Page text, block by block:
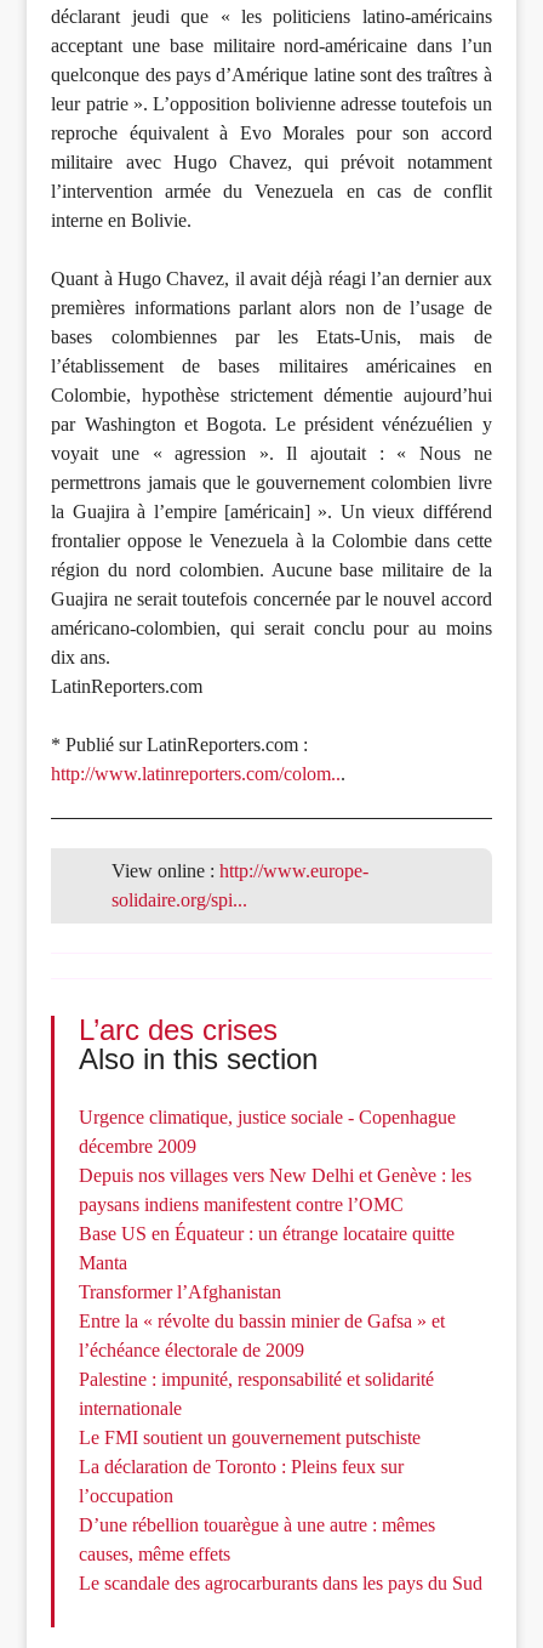
déclarant jeudi que « les politiciens latino-américains
acceptant une base militaire nord-américaine dans l’un
quelconque des pays d’Amérique latine sont des traîtres à
leur patrie ». L’opposition bolivienne adresse toutefois un
reproche équivalent à Evo Morales pour son accord
militaire avec Hugo Chavez, qui prévoit notamment
l’intervention armée du Venezuela en cas de conflit
interne en Bolivie.
Quant à Hugo Chavez, il avait déjà réagi l’an dernier aux
premières informations parlant alors non de l’usage de
bases colombiennes par les Etats-Unis, mais de
l’établissement de bases militaires américaines en
Colombie, hypothèse strictement démentie aujourd’hui
par Washington et Bogota. Le président vénézuélien y
voyait une « agression ». Il ajoutait : « Nous ne
permettrons jamais que le gouvernement colombien livre
la Guajira à l’empire [américain] ». Un vieux différend
frontalier oppose le Venezuela à la Colombie dans cette
région du nord colombien. Aucune base militaire de la
Guajira ne serait toutefois concernée par le nouvel accord
américano-colombien, qui serait conclu pour au moins
dix ans.
LatinReporters.com
* Publié sur LatinReporters.com :
http://www.latinreporters.com/colom...
View online :http://www.europe-
solidaire.org/spi...
L’arc des crises
Also in this section
Urgence climatique, justice sociale - Copenhague
décembre 2009
Depuis nos villages vers New Delhi et Genève : les
paysans indiens manifestent contre l’OMC
Base US en Équateur : un étrange locataire quitte
Manta
Transformer l’Afghanistan
Entre la « révolte du bassin minier de Gafsa » et
l’échéance électorale de 2009
Palestine : impunité, responsabilité et solidarité
internationale
Le FMI soutient un gouvernement putschiste
La déclaration de Toronto : Pleins feux sur
l’occupation
D’une rébellion touarègue à une autre : mêmes
causes, même effets
Le scandale des agrocarburants dans les pays du Sud